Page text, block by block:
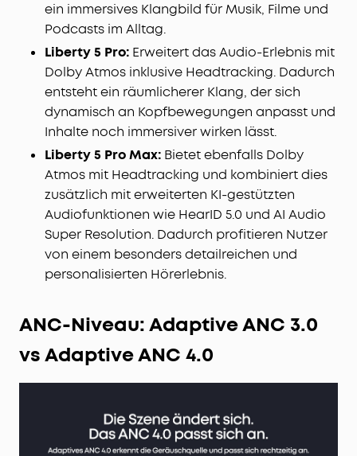
ein immersives Klangbild für Musik, Filme und
Podcasts im Alltag.
Liberty 5 Pro: Erweitert das Audio-Erlebnis mit
Dolby Atmos inklusive Headtracking. Dadurch
entsteht ein räumlicherer Klang, der sich
dynamisch an Kopfbewegungen anpasst und
Inhalte noch immersiver wirken lässt.
Liberty 5 Pro Max: Bietet ebenfalls Dolby
Atmos mit Headtracking und kombiniert dies
zusätzlich mit erweiterten KI-gestützten
Audiofunktionen wie HearID 5.0 und AI Audio
Super Resolution. Dadurch profitieren Nutzer
von einem besonders detailreichen und
personalisierten Hörerlebnis.
ANC-Niveau: Adaptive ANC 3.0
vs Adaptive ANC 4.0